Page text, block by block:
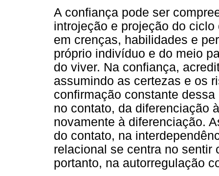
A confiança pode ser
introjeção e projeção do
em crenças, habilidades e
próprio indivíduo e do meio
do viver. Na confiança,
assumindo as certezas e os
confirmação constante
no contato, da diferenciação
novamente à diferenciação.
do contato, na
relacional se centra no sentir
portanto, na autorregulação